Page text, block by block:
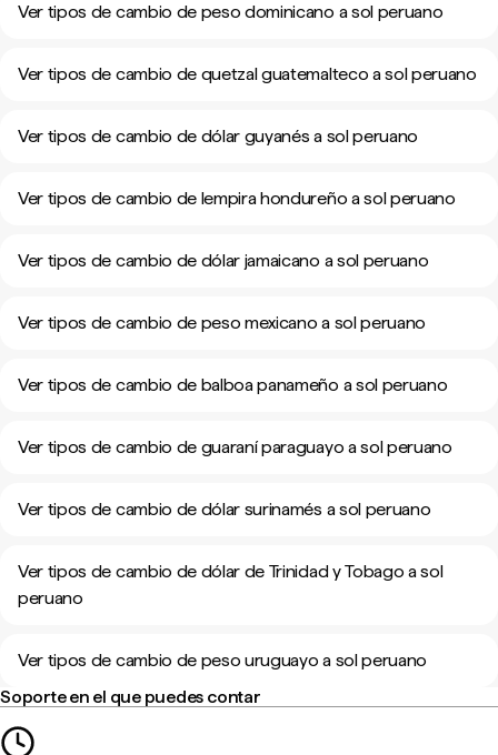
Ver tipos de cambio de peso dominicano a sol peruano
Ver tipos de cambio de quetzal guatemalteco a sol peruano
Ver tipos de cambio de dólar guyanés a sol peruano
Ver tipos de cambio de lempira hondureño a sol peruano
Ver tipos de cambio de dólar jamaicano a sol peruano
Ver tipos de cambio de peso mexicano a sol peruano
Ver tipos de cambio de balboa panameño a sol peruano
Ver tipos de cambio de guaraní paraguayo a sol peruano
Ver tipos de cambio de dólar surinamés a sol peruano
Ver tipos de cambio de dólar de Trinidad y Tobago a sol
peruano
Ver tipos de cambio de peso uruguayo a sol peruano
Soporte en el que puedes contar